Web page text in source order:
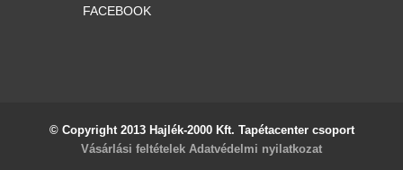
FACEBOOK
© Copyright 2013 Hajlék-2000 Kft. Tapétacenter csoport
Vásárlási feltételek Adatvédelmi nyilatkozat